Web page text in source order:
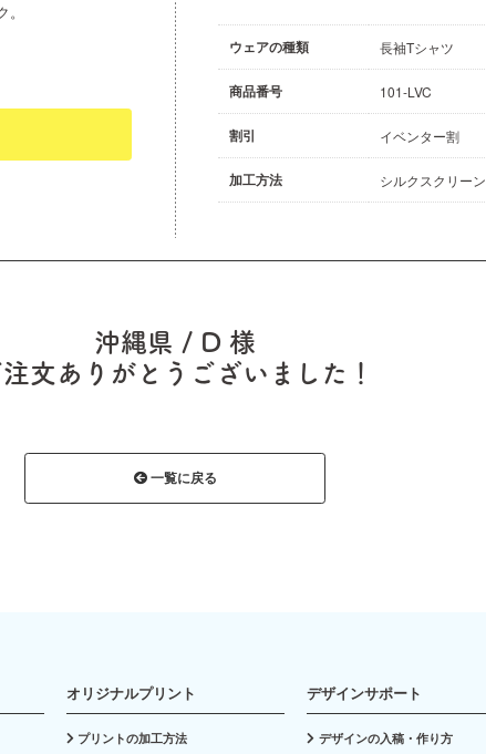
ウェアの種類 長袖Tシャツ
商品番号 101-LVC
割引 イベンター割
加工方法 シルクスクリーン
沖縄県 / D 様
注文ありがとうございました！
一覧に戻る
オリジナルプリント
プリントの加工方法
デザインサポート
デザインの入稿・作り方